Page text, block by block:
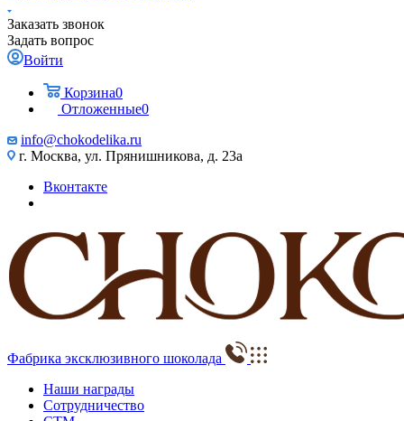
Заказать звонок
Задать вопрос
Войти
Корзина0
Отложенные0
info@chokodelika.ru
г. Москва, ул. Прянишникова, д. 23а
Вконтакте
Фабрика эксклюзивного шоколада
Наши награды
Сотрудничество